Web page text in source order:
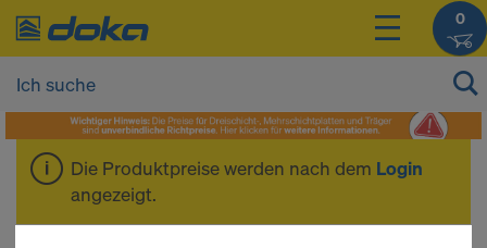
0
Die Produktpreise werden nach dem Login
angezeigt.